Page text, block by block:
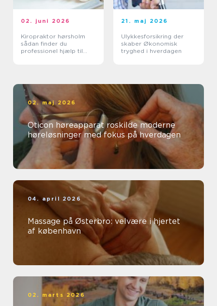
02. juni 2026
Kiropraktor hørsholm
sådan finder du
professionel hjælp til
21. maj 2026
Ulykkesforsikring der
skaber Økonomisk
tryghed i hverdagen
02. maj 2026
Oticon høreapparat roskilde moderne
høreløsninger med fokus på hverdagen
04. april 2026
Massage på Østerbro: velvære i hjertet
af københavn
02. marts 2026